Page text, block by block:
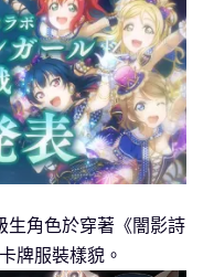
生角色於穿著《闇影詩
牌服裝樣貌。